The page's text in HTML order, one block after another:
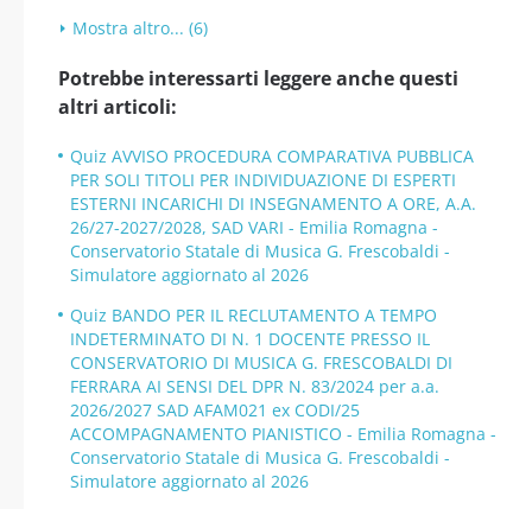
Mostra altro... (6)
Potrebbe interessarti leggere anche questi
altri articoli:
Quiz AVVISO PROCEDURA COMPARATIVA PUBBLICA
PER SOLI TITOLI PER INDIVIDUAZIONE DI ESPERTI
ESTERNI INCARICHI DI INSEGNAMENTO A ORE, A.A.
26/27-2027/2028, SAD VARI - Emilia Romagna -
Conservatorio Statale di Musica G. Frescobaldi -
Simulatore aggiornato al 2026
Quiz BANDO PER IL RECLUTAMENTO A TEMPO
INDETERMINATO DI N. 1 DOCENTE PRESSO IL
CONSERVATORIO DI MUSICA G. FRESCOBALDI DI
FERRARA AI SENSI DEL DPR N. 83/2024 per a.a.
2026/2027 SAD AFAM021 ex CODI/25
ACCOMPAGNAMENTO PIANISTICO - Emilia Romagna -
Conservatorio Statale di Musica G. Frescobaldi -
Simulatore aggiornato al 2026